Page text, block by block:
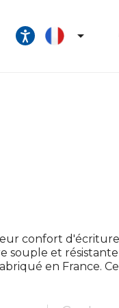

confort
souple et
en France.